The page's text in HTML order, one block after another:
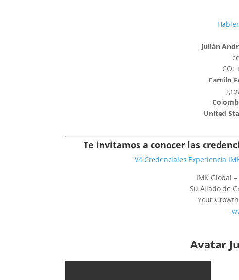
Julián
CO:
Camilo
United
Te invitamos a conocer las
V4 Credenciales Experiencia
IMK Global
Su Aliado de
Your
Avatar